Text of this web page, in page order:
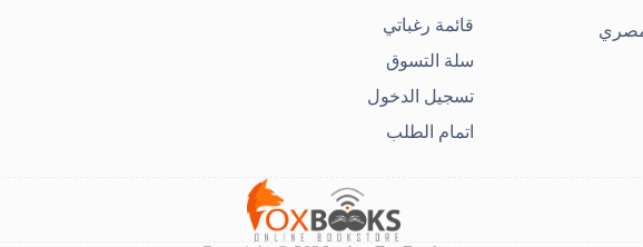
مصري
قائمة رغباتي
سلة التسوق
تسجيل الدخول
اتمام الطلب